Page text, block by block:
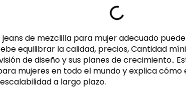
de mezclilla para mujer adecuado
equilibrar la calidad, precios, Cantidad
de diseño y sus planes de crecimiento..
mujeres en todo el mundo y explica cómo
a largo plazo.